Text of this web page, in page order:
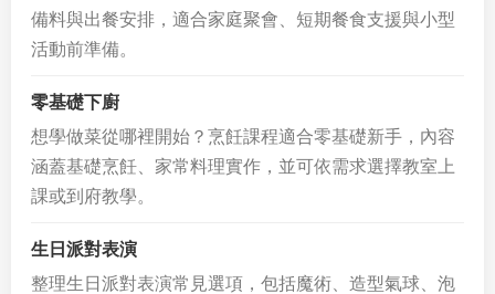
備料與出餐安排，適合家庭聚會、短期餐食支援與小型
活動前準備。
零基礎下廚
想學做菜從哪裡開始？烹飪課程適合零基礎新手，內容
涵蓋基礎烹飪、家常料理實作，並可依需求選擇教室上
課或到府教學。
生日派對表演
整理生日派對表演常見選項，包括魔術、造型氣球、泡